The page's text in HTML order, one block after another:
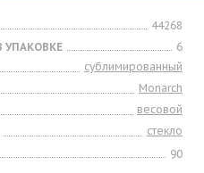
44268
УПАКОВКЕ
6
сублимированный
Monarch
весовой
стекло
90